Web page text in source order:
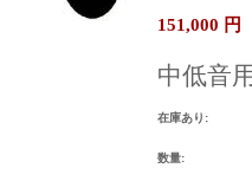
151,000 円
中低音
在庫あり:
数量: